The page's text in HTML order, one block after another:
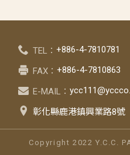
TEL：+886-4-7810781
FAX：+886-4-7810863
E-MAIL：
彰化縣鹿港鎮興業路8號
Copyright 2022 Y.C.C.